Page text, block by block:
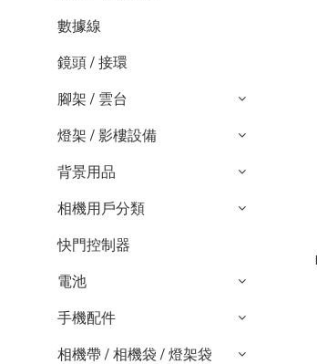
數據線
鏡頭 / 接環
腳架 / 雲台
燈架 / 影樓設備
背景用品
相機用戶分類
快門控制器
電池
手機配件
相機帶 / 相機袋 / 燈架袋